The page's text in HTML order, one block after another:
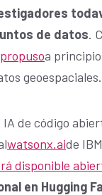
de datos.
a
geoespaciales.
de código
watsonx.aide
disponible
en Hugging